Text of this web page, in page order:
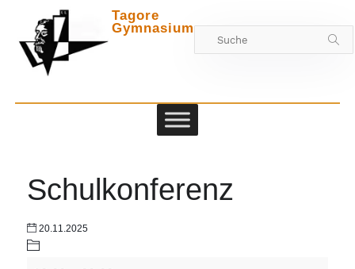
Zwischen
Tagore
Gymnasium
Schulkonferenz
20.11.2025